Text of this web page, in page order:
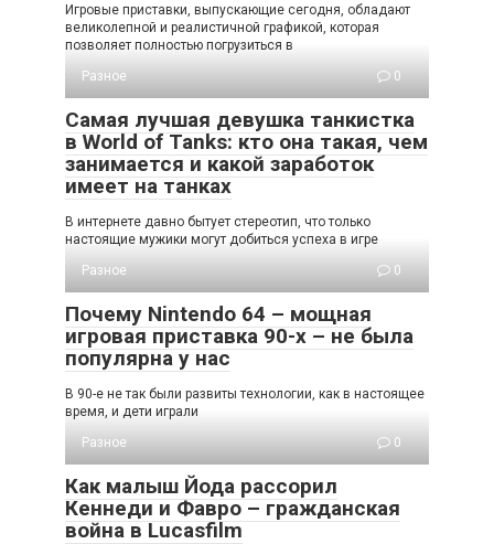
Игровые приставки, выпускающие сегодня, обладают
великолепной и реалистичной графикой, которая
позволяет полностью погрузиться в
Разное
0
Самая лучшая девушка танкистка
в World of Tanks: кто она такая, чем
занимается и какой заработок
имеет на танках
В интернете давно бытует стереотип, что только
настоящие мужики могут добиться успеха в игре
Разное
0
Почему Nintendo 64 – мощная
игровая приставка 90-х – не была
популярна у нас
В 90-е не так были развиты технологии, как в настоящее
время, и дети играли
Разное
0
Как малыш Йода рассорил
Кеннеди и Фавро – гражданская
война в Lucasfilm